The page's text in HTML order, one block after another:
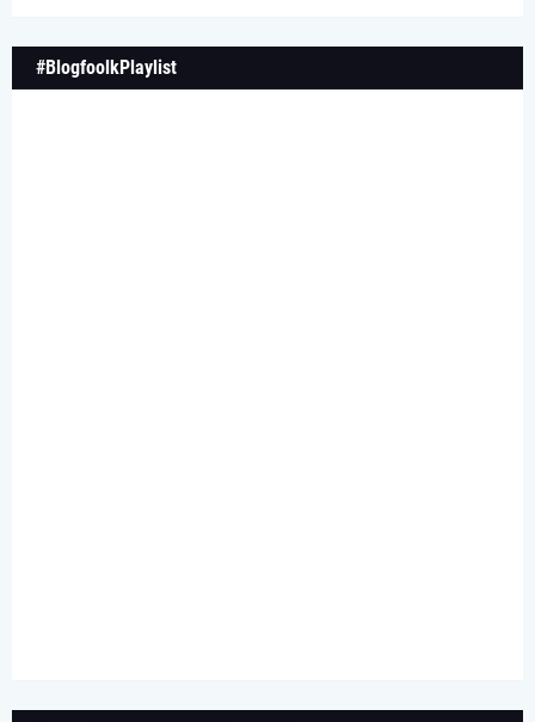
#BlogfoolkPlaylist